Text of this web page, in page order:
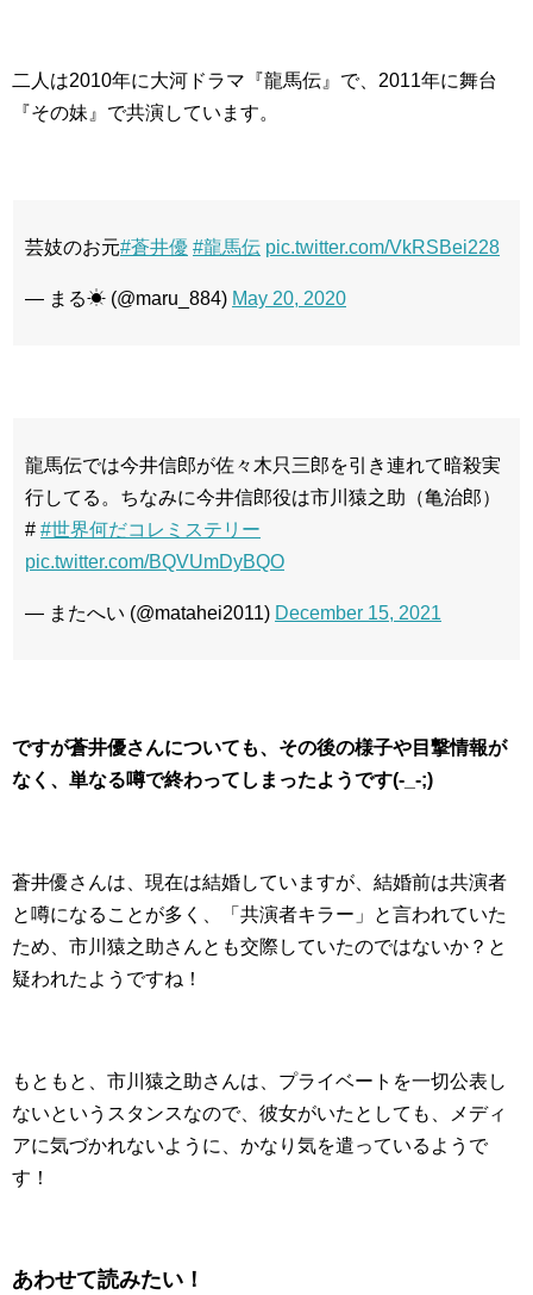
二人は2010年に大河ドラマ『龍馬伝』で、2011年に舞台
『その妹』で共演しています。
芸妓のお元#蒼井優 #龍馬伝 pic.twitter.com/VkRSBei228
— まる☀ (@maru_884) May 20, 2020
龍馬伝では今井信郎が佐々木只三郎を引き連れて暗殺実
行してる。ちなみに今井信郎役は市川猿之助（亀治郎）
# #世界何だコレミステリー
pic.twitter.com/BQVUmDyBQO
— またへい (@matahei2011) December 15, 2021
ですが蒼井優さんについても、その後の様子や目撃情報が
なく、単なる噂で終わってしまったようです(-_-;)
蒼井優さんは、現在は結婚していますが、結婚前は共演者
と噂になることが多く、「共演者キラー」と言われていた
ため、市川猿之助さんとも交際していたのではないか？と
疑われたようですね！
もともと、市川猿之助さんは、プライベートを一切公表し
ないというスタンスなので、彼女がいたとしても、メディ
アに気づかれないように、かなり気を遣っているようで
す！
あわせて読みたい！